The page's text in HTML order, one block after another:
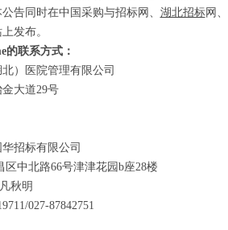
公告同时在中国采购与招标网、 湖北招标网、
发布。
的联系方式：
）医院管理有限公司
大道29号
招标有限公司
区中北路66号津津花园b座28楼
秋明
/027-87842751